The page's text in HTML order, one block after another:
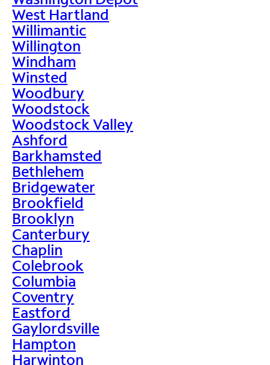
West Hartland
Willimantic
Willington
Windham
Winsted
Woodbury
Woodstock
Woodstock Valley
Ashford
Barkhamsted
Bethlehem
Bridgewater
Brookfield
Brooklyn
Canterbury
Chaplin
Colebrook
Columbia
Coventry
Eastford
Gaylordsville
Hampton
Harwinton